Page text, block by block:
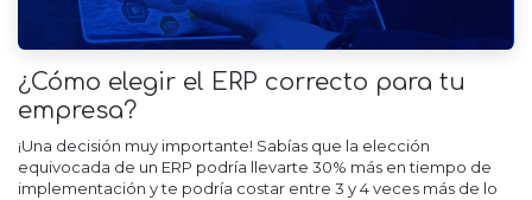
¿Cómo elegir el ERP correcto para tu
empresa?
¡Una decisión muy importante! Sabías que la elección
equivocada de un ERP podría llevarte 30% más en tiempo de
implementación y te podría costar entre 3 y 4 veces más de lo